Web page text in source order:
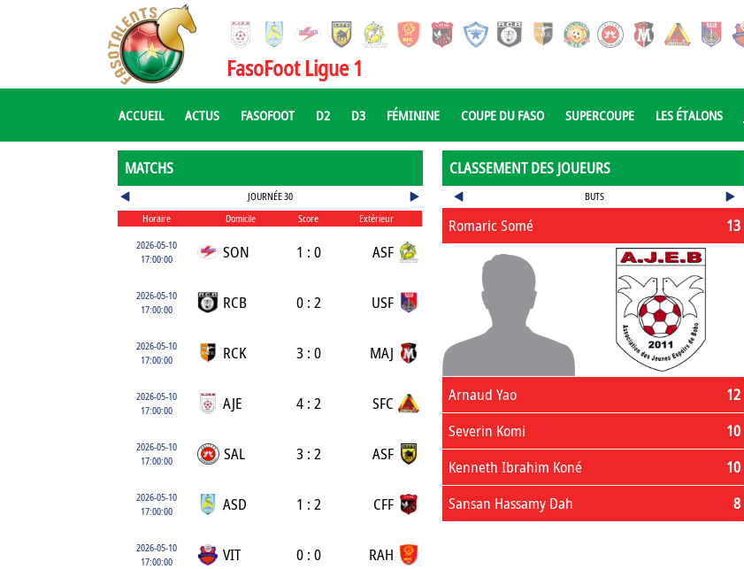
FasoFoot Ligue 1
ACCUEIL ACTUS FASOFOOT D2 D3 FÉMININE COUPE DU FASO SUPERCOUPE LES ÉTALONS
MATCHS
JOURNÉE 30
Horaire
Domicile Score
Extérieur
2026-05-10
17:00:00
SON 1 : 0 ASF
2026-05-10
17:00:00
RCB 0 : 2 USF
2026-05-10
17:00:00
RCK 3 : 0 MAJ
2026-05-10
17:00:00
AJE 4 : 2 SFC
2026-05-10
17:00:00
SAL 3 : 2 ASF
2026-05-10
17:00:00
ASD 1 : 2 CFF
2026-05-10
17:00:00
VIT 0 : 0 RAH
CLASSEMENT DES JOUEURS
BUTS
13
Romaric Somé
12
Arnaud Yao
10
Severin Komi
10
Kenneth Ibrahim Koné
8
Sansan Hassamy Dah